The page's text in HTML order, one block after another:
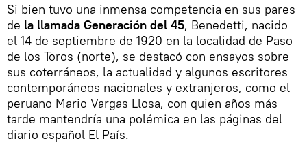
Si bien tuvo una inmensa competencia en sus pares
de la llamada Generación del 45, Benedetti, nacido
el 14 de septiembre de 1920 en la localidad de Paso
de los Toros (norte), se destacó con ensayos sobre
sus coterráneos, la actualidad y algunos escritores
contemporáneos nacionales y extranjeros, como el
peruano Mario Vargas Llosa, con quien años más
tarde mantendría una polémica en las páginas del
diario español El País.